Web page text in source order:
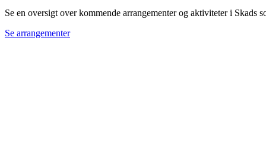
Se en oversigt over kommende arrangementer og aktiviteter i Skads
Se arrangementer